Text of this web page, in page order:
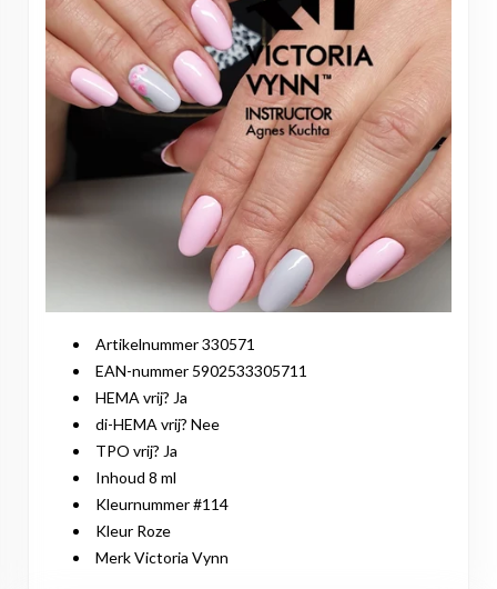
Artikelnummer 330571
EAN-nummer 5902533305711
HEMA vrij? Ja
di-HEMA vrij? Nee
TPO vrij? Ja
Inhoud 8 ml
Kleurnummer #114
Kleur Roze
Merk Victoria Vynn